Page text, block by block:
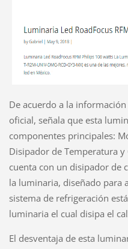
De acuerdo a la
oficial, señala que esta
componentes principales:
Disipador de Temperatura
cuenta con un disipador de
la luminaria, diseñado para
sistema de refrigeración
luminaria el cual disipa el
El desventaja de esta